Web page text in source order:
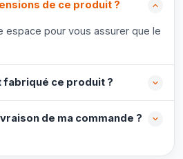
de ce produit ?
espace pour vous assurer que le
fabriqué ce produit ?
de ma commande ?